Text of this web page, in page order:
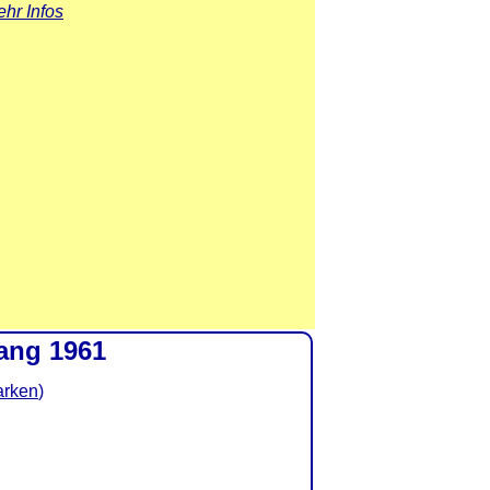
Infos
1961
)